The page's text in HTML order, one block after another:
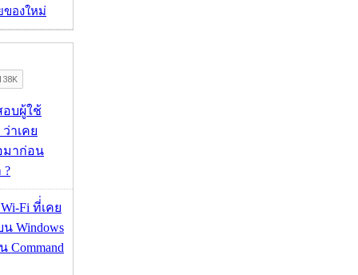
องใหม่
อบผู้ใช้
ว่าเคย
มาก่อน
?
Fi ที่่เคย
Windows
Command